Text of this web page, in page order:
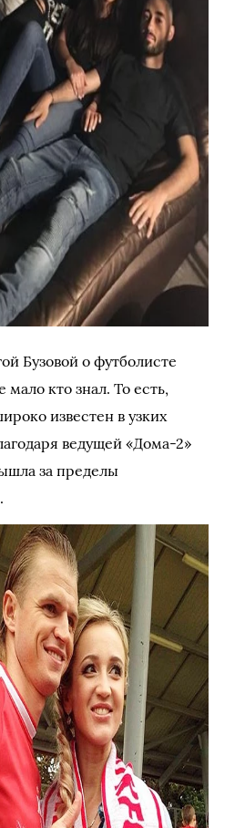
Бузовой о футболисте
кто знал. То есть,
известен в узких
ведущей «Дома-2»
за пределы